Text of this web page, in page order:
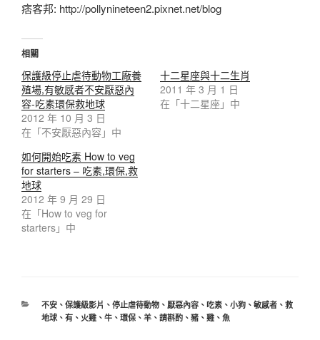
痞客邦: http://pollynineteen2.pixnet.net/blog
相關
保護級停止虐待動物工廠養
殖場,有敏感者不安厭惡內
容-吃素環保救地球
2012 年 10 月 3 日
在「不安厭惡內容」中
十二星座與十二生肖
2011 年 3 月 1 日
在「十二星座」中
如何開始吃素 How to veg
for starters – 吃素,環保,救
地球
2012 年 9 月 29 日
在「How to veg for
starters」中
不安、 保護級影片 、 停止虐待動物、 厭惡內容、 吃素、 小狗、 敏感者、 救
地球、 有、 火雞、 牛、 環保、 羊、 請斟酌、 豬、 雞、 魚